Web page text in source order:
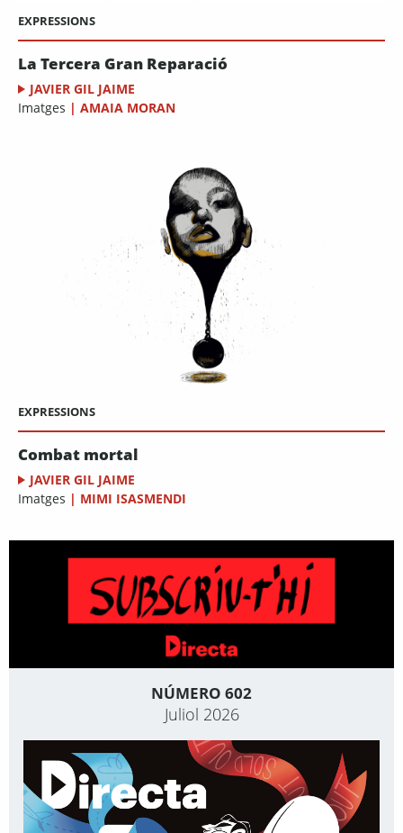
EXPRESSIONS
La Tercera Gran Reparació
JAVIER GIL JAIME
Imatges | AMAIA MORAN
EXPRESSIONS
Combat mortal
JAVIER GIL JAIME
Imatges | MIMI ISASMENDI
NÚMERO 602
Juliol 2026